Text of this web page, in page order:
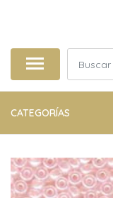
CATEGORÍAS